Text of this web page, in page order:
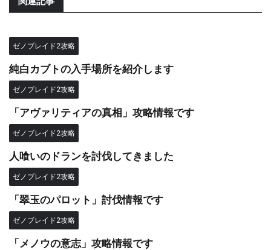
ゼノブレイド2攻略
純白カブトの入手場所を紹介します
ゼノブレイド2攻略
「アヴァリティアの真相」攻略情報です
ゼノブレイド2攻略
人喰いのドランを討伐してきました
ゼノブレイド2攻略
「翠玉のパロット」討伐情報です
ゼノブレイド2攻略
「メノウの意志」攻略情報です